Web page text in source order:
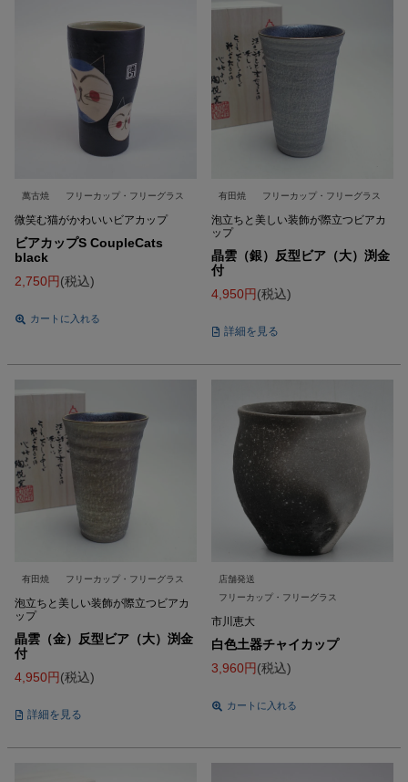
萬古焼 フリーカップ・フリーグラス
微笑む猫がかわいいビアカップ
ビアカップS CoupleCats
black
2,750
税込
カートに入れる
有田焼 フリーカップ・フリーグラス
泡立ちと美しい装飾が際立つビアカ
ップ
晶雲（銀）反型ビア（大）渕金
付
4,950
税込
詳細を見る
有田焼 フリーカップ・フリーグラス
泡立ちと美しい装飾が際立つビアカ
ップ
晶雲（金）反型ビア（大）渕金
付
4,950
税込
詳細を見る
店舗発送
フリーカップ・フリーグラス
市川恵大
白色土器チャイカップ
3,960
税込
カートに入れる